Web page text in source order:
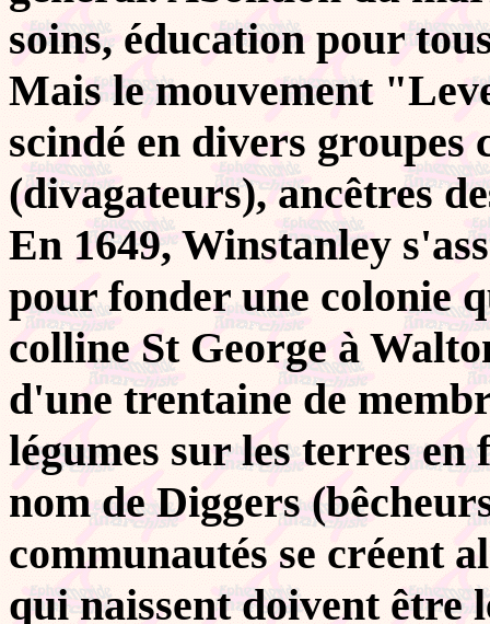
soins, éducation pour
Mais le mouvement
scindé en divers
(divagateurs), ancêtres
En 1649, Winstanley
pour fonder une colonie
colline St George à
d'une trentaine de
légumes sur les terres en
nom de Diggers
communautés se créent
qui naissent doivent être